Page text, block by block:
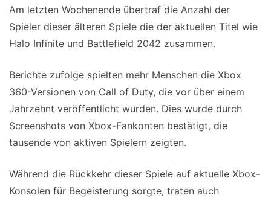
Am letzten Wochenende übertraf die Anzahl der
Spieler dieser älteren Spiele die der aktuellen Titel wie
Halo Infinite und Battlefield 2042 zusammen.
Berichte zufolge spielten mehr Menschen die Xbox
360-Versionen von Call of Duty, die vor über einem
Jahrzehnt veröffentlicht wurden. Dies wurde durch
Screenshots von Xbox-Fankonten bestätigt, die
tausende von aktiven Spielern zeigten.
Während die Rückkehr dieser Spiele auf aktuelle Xbox-
Konsolen für Begeisterung sorgte, traten auch